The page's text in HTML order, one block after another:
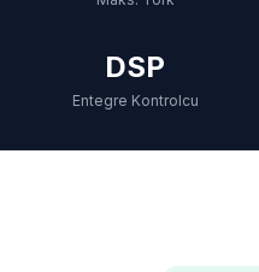
DSP
Entegre Kontrolcu